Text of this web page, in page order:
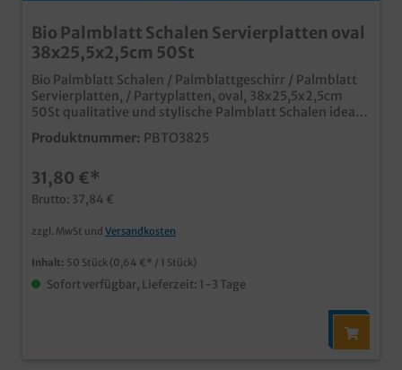
Bio Palmblatt Schalen Servierplatten oval
38x25,5x2,5cm 50St
Bio Palmblatt Schalen / Palmblattgeschirr / Palmblatt
Servierplatten, / Partyplatten, oval, 38x25,5x2,5cm
50St qualitative und stylische Palmblatt Schalen ideal
für Fingerfood, Snacks und mehr in Imbiss, Partyservice
und Catering. aus unbeschichtetem Palmblattmaterial
abbaubar (DIN13432) fett- und
feuchtigkeitsresistent bis ca. 30min vor Verzehr
individuelle Prägung oder Form möglich
Produktnummer: PBTO3825
31,80 €*
Brutto: 37,84 €
zzgl. MwSt und Versandkosten
Inhalt: 50 Stück (0,64 €* / 1 Stück)
Sofort verfügbar, Lieferzeit: 1-3 Tage